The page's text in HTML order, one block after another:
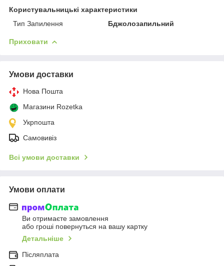
Користувальницькі характеристики
Тип Запилення
Бджолозапильний
Приховати
Умови доставки
Нова Пошта
Магазини Rozetka
Укрпошта
Самовивіз
Всі умови доставки
Умови оплати
Ви отримаєте замовлення
або гроші повернуться на вашу картку
Детальніше
Післяплата